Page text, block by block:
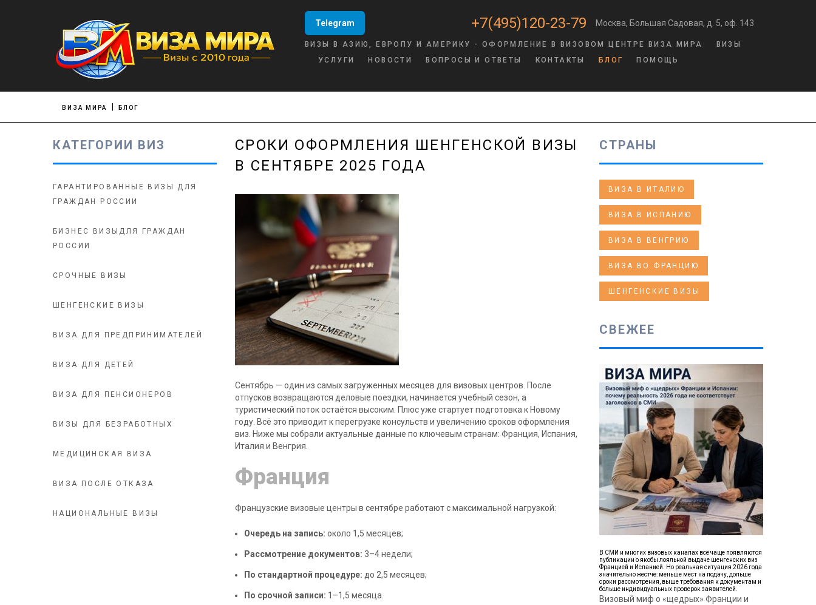
Москва, Большая Садовая, д. 5, оф. 143
+7(495)120-23-79
Telegram
ВИЗЫ В АЗИЮ, ЕВРОПУ И АМЕРИКУ - ОФОРМЛЕНИЕ В ВИЗОВОМ ЦЕНТРЕ ВИЗА МИРА
ВИЗЫ
УСЛУГИ
НОВОСТИ ВОПРОСЫ И ОТВЕТЫ КОНТАКТЫ БЛОГ ПОМОЩЬ
ВИЗА МИРА БЛОГ
СРОКИ ОФОРМЛЕНИЯ ШЕНГЕНСКОЙ ВИЗЫ
В СЕНТЯБРЕ 2025 ГОДА
Сентябрь — один из самых загруженных месяцев для визовых центров. После
отпусков возвращаются деловые поездки, начинается учебный сезон, а
туристический поток остаётся высоким. Плюс уже стартует подготовка к Новому
году. Всё это приводит к перегрузке консульств и увеличению сроков оформления
виз. Ниже мы собрали актуальные данные по ключевым странам: Франция, Испания,
Италия и Венгрия.
Франция
Французские визовые центры в сентябре работают с максимальной нагрузкой:
Очередь на запись: около 1,5 месяцев;
Рассмотрение документов: 3–4 недели;
По стандартной процедуре: до 2,5 месяцев;
По срочной записи: 1–1,5 месяца.
КАТЕГОРИИ ВИЗ
ГАРАНТИРОВАННЫЕ ВИЗЫ ДЛЯ
ГРАЖДАН РОССИИ
БИЗНЕС ВИЗЫДЛЯ ГРАЖДАН
РОССИИ
СРОЧНЫЕ ВИЗЫ
ШЕНГЕНСКИЕ ВИЗЫ
ВИЗА ДЛЯ ПРЕДПРИНИМАТЕЛЕЙ
ВИЗА ДЛЯ ДЕТЕЙ
ВИЗА ДЛЯ ПЕНСИОНЕРОВ
ВИЗЫ ДЛЯ БЕЗРАБОТНЫХ
МЕДИЦИНСКАЯ ВИЗА
ВИЗА ПОСЛЕ ОТКАЗА
НАЦИОНАЛЬНЫЕ ВИЗЫ
СТРАНЫ
ВИЗА В ИТАЛИЮ
ВИЗА В ИСПАНИЮ
ВИЗА В ВЕНГРИЮ
ВИЗА ВО ФРАНЦИЮ
ШЕНГЕНСКИЕ ВИЗЫ
СВЕЖЕЕ
В СМИ и многих визовых каналах всё чаще появляются
публикации о якобы лояльной выдаче шенгенских виз
Францией и Испанией. Но реальная ситуация 2026 года
значительно жестче: меньше мест на подачу, дольше
сроки рассмотрения, выше требования к документам и
больше индивидуальных проверок заявителей.
Визовый миф о «щедрых» Франции и